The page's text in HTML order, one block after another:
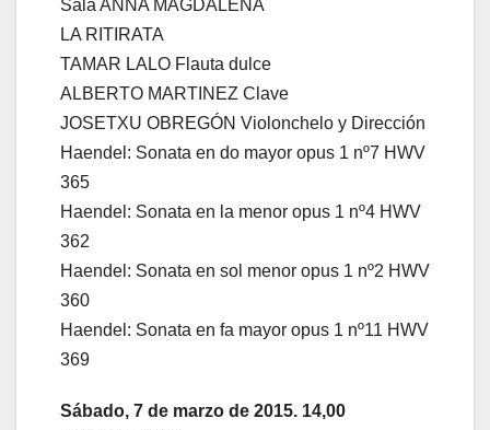
Sala ANNA MAGDALENA
LA RITIRATA
TAMAR LALO Flauta dulce
ALBERTO MARTINEZ Clave
JOSETXU OBREGÓN Violonchelo y Dirección
Haendel: Sonata en do mayor opus 1 nº7 HWV
365
Haendel: Sonata en la menor opus 1 nº4 HWV
362
Haendel: Sonata en sol menor opus 1 nº2 HWV
360
Haendel: Sonata en fa mayor opus 1 nº11 HWV
369
Sábado, 7 de marzo de 2015. 14,00